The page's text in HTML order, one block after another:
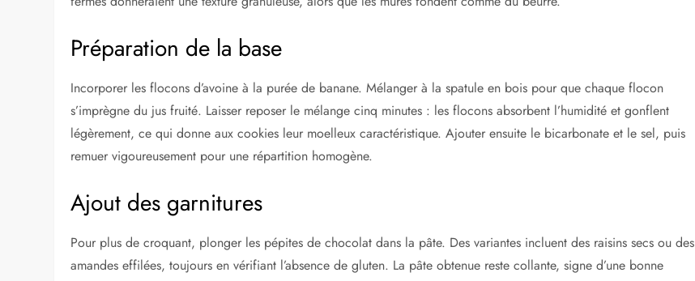
Préparation de la base
Incorporer les flocons d’avoine à la purée de banane. Mélanger à la spatule en bois pour que chaque flocon
s’imprègne du jus fruité. Laisser reposer le mélange cinq minutes : les flocons absorbent l’humidité et gonflent
légèrement, ce qui donne aux cookies leur moelleux caractéristique. Ajouter ensuite le bicarbonate et le sel, puis
remuer vigoureusement pour une répartition homogène.
Ajout des garnitures
Pour plus de croquant, plonger les pépites de chocolat dans la pâte. Des variantes incluent des raisins secs ou des
amandes effilées, toujours en vérifiant l’absence de gluten. La pâte obtenue reste collante, signe d’une bonne